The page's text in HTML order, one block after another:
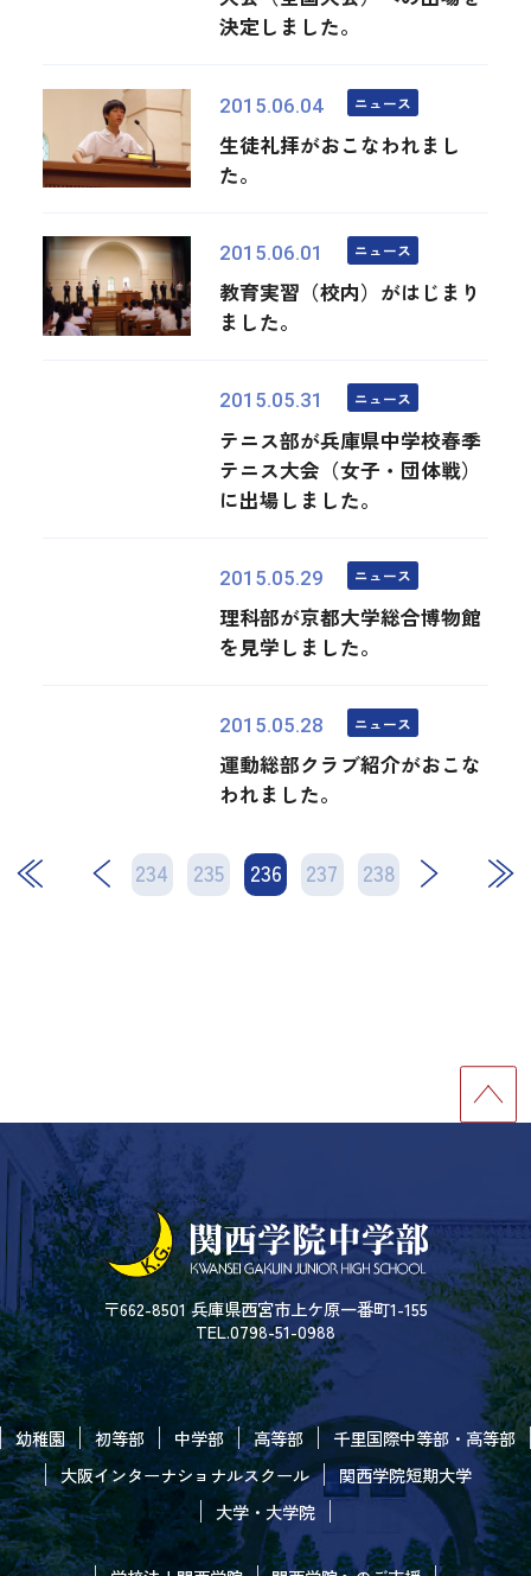
決定しました。
2015.06.04 ニュース
生徒礼拝がおこなわれまし
た。
2015.06.01 ニュース
教育実習（校内）がはじまり
ました。
2015.05.31 ニュース
テニス部が兵庫県中学校春季
テニス大会（女子・団体戦）
に出場しました。
2015.05.29 ニュース
理科部が京都大学総合博物館
を見学しました。
2015.05.28 ニュース
運動総部クラブ紹介がおこな
われました。
234 235 236 237 238
次 最後
〒662-8501 兵庫県西宮市上ケ原一番町1-155
TEL.0798-51-0988
幼稚園 初等部 中学部 高等部
千里国際中等部・高等部
大阪インターナショナルスクール
関西学院短期大学
大学・大学院